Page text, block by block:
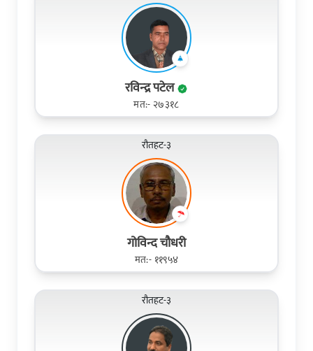
रविन्‍द्र पटेल
मत:- २७३१८
रौतहट-३
गोविन्द चौधरी
मत:- ११९५४
रौतहट-३